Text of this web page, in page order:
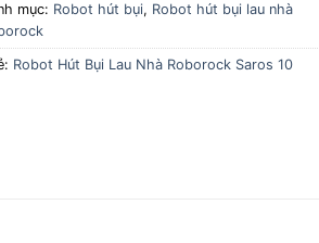
mục: Robot hút bụi, Robot hút bụi lau nhà
Robot Hút Bụi Lau Nhà Roborock Saros 10